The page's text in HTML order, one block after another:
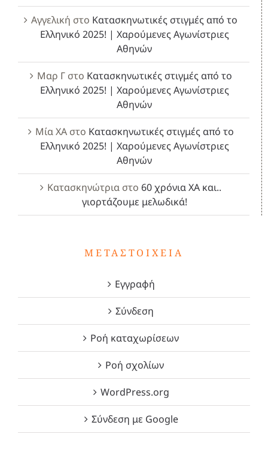
Αγγελική στο Κατασκηνωτικές στιγμές από το
Ελληνικό 2025! | Χαρούμενες Αγωνίστριες
Αθηνών
Μαρ Γστο Κατασκηνωτικές στιγμές από το
Ελληνικό 2025! | Χαρούμενες Αγωνίστριες
Αθηνών
Μία ΧΑστο Κατασκηνωτικές στιγμές από το
Ελληνικό 2025! | Χαρούμενες Αγωνίστριες
Αθηνών
Κατασκηνώτρια στο 60 χρόνια ΧΑ και..
γιορτάζουμε μελωδικά!
ΜΕΤΑΣΤΟΙΧΕΊΑ
Εγγραφή
Σύνδεση
Ροή καταχωρίσεων
Ροή σχολίων
WordPress.org
Σύνδεση με Google